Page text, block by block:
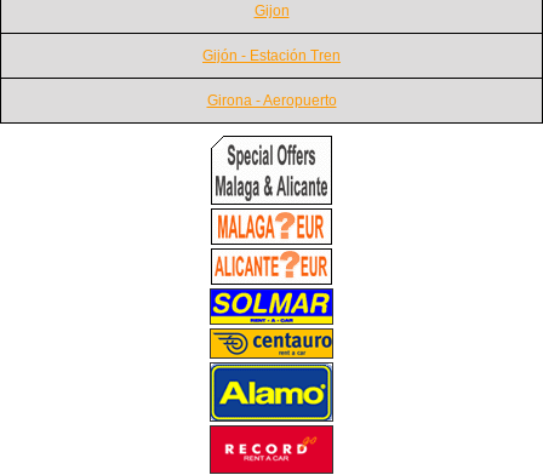
Gijon
Gijón - Estación Tren
Girona - Aeropuerto